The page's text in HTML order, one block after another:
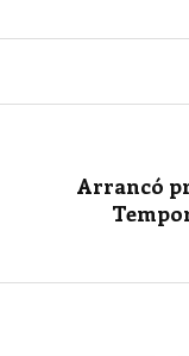
Arrancó